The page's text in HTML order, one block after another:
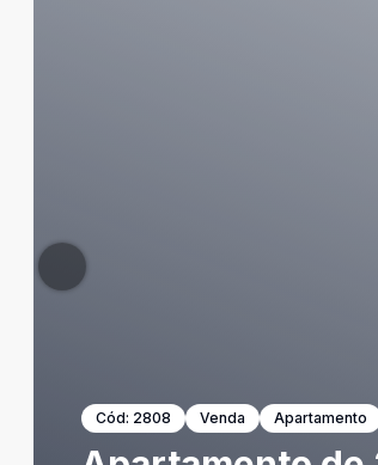
Cód: 2808 Venda Apartamento